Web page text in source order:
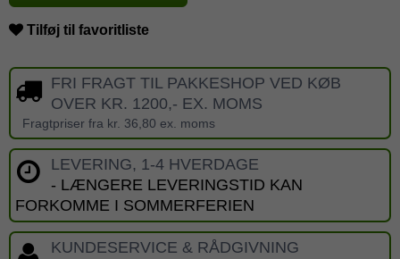
Tilføj til favoritliste
FRI FRAGT TIL PAKKESHOP VED KØB
OVER KR. 1200,- EX. MOMS
Fragtpriser fra kr. 36,80 ex. moms
LEVERING, 1-4 HVERDAGE
- LÆNGERE LEVERINGSTID KAN
FORKOMME I SOMMERFERIEN
KUNDESERVICE & RÅDGIVNING